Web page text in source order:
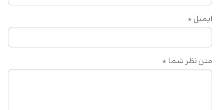
متن نظر شما *
ایمیل *